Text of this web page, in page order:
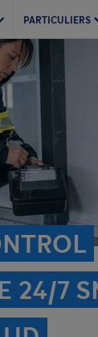
PARTICULIERS
24/7